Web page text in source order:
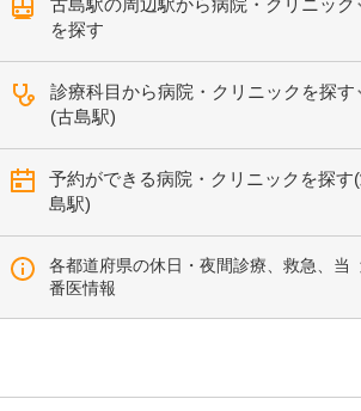
古島駅の周辺駅から病院・クリニック
を探す
診療科目から病院・クリニックを探す
(古島駅)
予約ができる病院・クリニックを探す
島駅)
各都道府県の休日・夜間診療、救急、当
番医情報